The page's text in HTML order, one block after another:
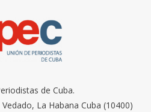
de Cuba.
La Habana Cuba (10400)